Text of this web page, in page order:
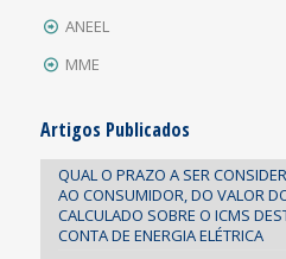
ANEEL
MME
Artigos Publicados
QUAL O PRAZO A SER
AO CONSUMIDOR, DO VALOR
CALCULADO SOBRE O ICMS
CONTA DE ENERGIA ELÉTRICA